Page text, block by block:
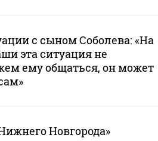
с сыном Соболева: «На
эта ситуация не
ему общаться, он может
Новгорода»